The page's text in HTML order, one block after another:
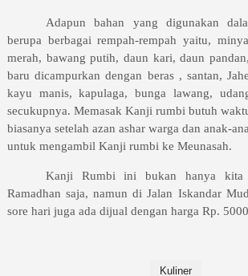
Adapun bahan yang digunakan
berupa berbagai rempah-rempah yaitu,
merah, bawang putih, daun kari, daun
baru dicampurkan dengan beras , santan,
kayu manis, kapulaga, bunga lawang,
secukupnya. Memasak Kanji rumbi butuh
biasanya setelah azan ashar warga dan anak-
untuk mengambil Kanji rumbi ke Meunasah.
Kanji Rumbi ini bukan hanya kita
Ramadhan saja, namun di Jalan Iskandar
sore hari juga ada dijual dengan harga Rp.
Kuliner